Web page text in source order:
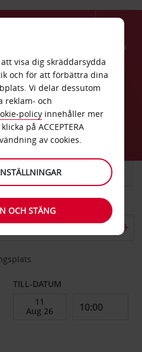
Menu
SKÅPBIL
TILL-DATUM
visa dig skräddarsydda
och för att förbättra dina
Vi delar dessutom
reklam- och
policy innehåller mer
på ACCEPTERA
av cookies.
OCH STÄNG